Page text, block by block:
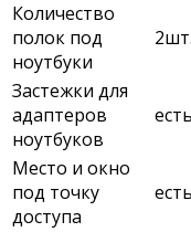
Количество
полок под
ноутбуки
Застежки для
адаптеров
ноутбуков
есть
Место и окно
под точку
доступа
есть